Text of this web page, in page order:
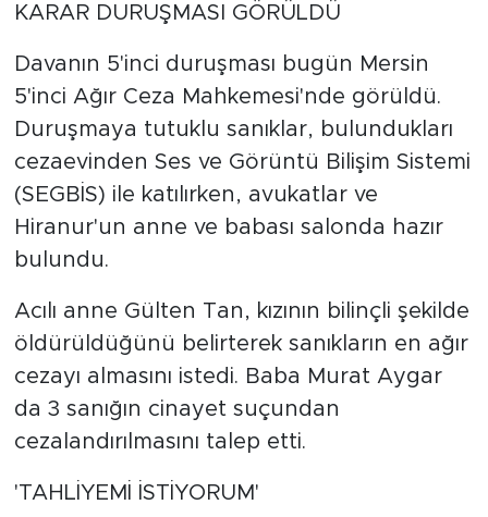
KARAR DURUŞMASI GÖRÜLDÜ
Davanın 5'inci duruşması bugün Mersin
5'inci Ağır Ceza Mahkemesi'nde görüldü.
Duruşmaya tutuklu sanıklar, bulundukları
cezaevinden Ses ve Görüntü Bilişim Sistemi
(SEGBİS) ile katılırken, avukatlar ve
Hiranur'un anne ve babası salonda hazır
bulundu.
Acılı anne Gülten Tan, kızının bilinçli şekilde
öldürüldüğünü belirterek sanıkların en ağır
cezayı almasını istedi. Baba Murat Aygar
da 3 sanığın cinayet suçundan
cezalandırılmasını talep etti.
'TAHLİYEMİ İSTİYORUM'